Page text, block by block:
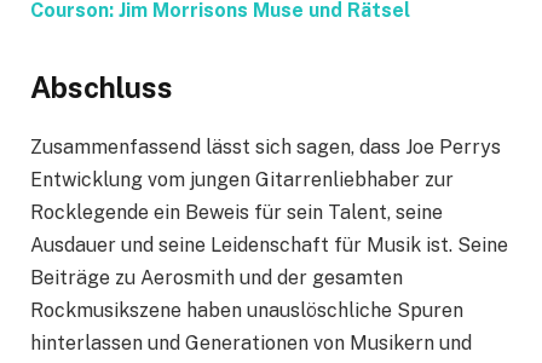
Courson: Jim Morrisons Muse und Rätsel
Abschluss
Zusammenfassend lässt sich sagen, dass Joe Perrys
Entwicklung vom jungen Gitarrenliebhaber zur
Rocklegende ein Beweis für sein Talent, seine
Ausdauer und seine Leidenschaft für Musik ist. Seine
Beiträge zu Aerosmith und der gesamten
Rockmusikszene haben unauslöschliche Spuren
hinterlassen und Generationen von Musikern und